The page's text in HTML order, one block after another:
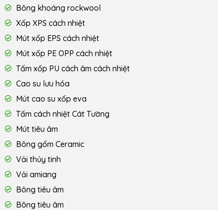
Bông khoáng rockwool
Xốp XPS cách nhiệt
Mút xốp EPS cách nhiệt
Mút xốp PE OPP cách nhiệt
Tấm xốp PU cách âm cách nhiệt
Cao su lưu hóa
Mút cao su xốp eva
Tấm cách nhiệt Cát Tường
Mút tiêu âm
Bông gốm Ceramic
Vải thủy tinh
Vải amiang
Bông tiêu âm
Bông tiêu âm